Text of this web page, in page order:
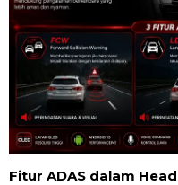
Fitur ADAS dalam